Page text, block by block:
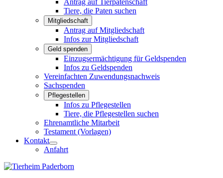
Tiere, die Paten suchen
Mitgliedschaft
Antrag auf Mitgliedschaft
Infos zur Mitgliedschaft
Geld spenden
Einzugsermächtigung für Geldspenden
Infos zu Geldspenden
Vereinfachten Zuwendungsnachweis
Sachspenden
Pflegestellen
Infos zu Pflegestellen
Tiere, die Pflegestellen suchen
Ehrenamtliche Mitarbeit
Testament (Vorlagen)
Kontakt
Anfahrt